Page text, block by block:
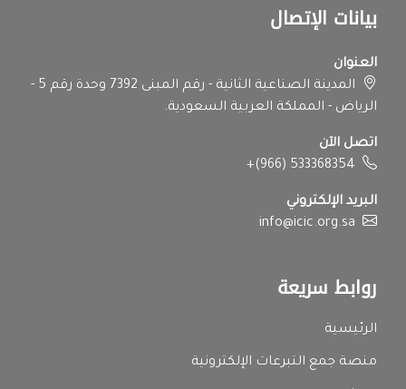
بيانات الإتصال
العنوان
المدينة الصناعية الثانية - رقم المبنى 7392 وحدة رقم 5 -
الرياض - المملكة العربية السعودية.
اتصل الآن
+(966) 533368354
البريد الإلكتروني
info@icic.org.sa
روابط سريعة
الرئيسية
منصة جمع التبرعات الإلكترونية